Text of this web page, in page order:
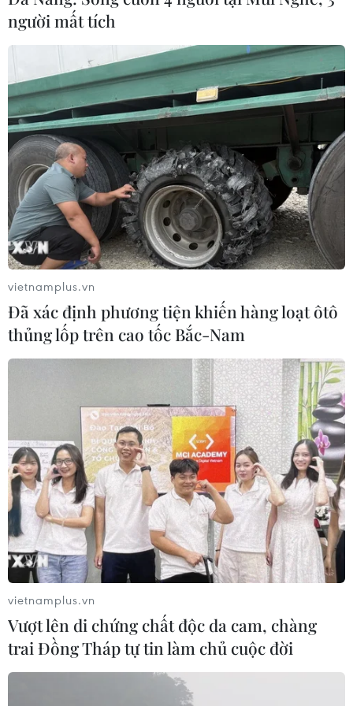
thảo luận về quan hệ song phương và những diễn biến
Phản ứng của Việt Nam về tình hình căng
thẳng ngoại giao ở Qatar
Việt Nam mong muốn các nước sớm thiết lập đối thoại
nhằm tìm ra các giải pháp đảm bảo lợi ích của tất cả
các bên liên quan, vì lợi ích của nhân dân các nước.
người mất tích
vietnamplus.vn
Đã xác định phương tiện khiến hàng loạt ôtô
thủng lốp trên cao tốc Bắc-Nam
vietnamplus.vn
Vượt lên di chứng chất độc da cam, chàng
trai Đồng Tháp tự tin làm chủ cuộc đời